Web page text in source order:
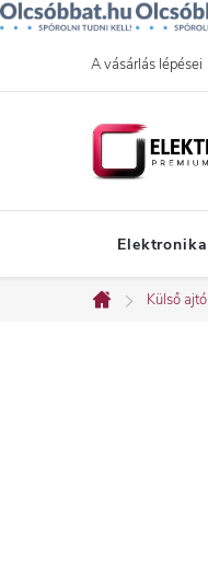
A vásárlás lépései
Elektronika
Kezdőlap
Külső ajtó